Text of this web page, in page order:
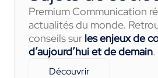
Premium Communication
actualités du monde.
conseils sur les enjeux de
d’aujourd’hui et de demain.
Découvrir